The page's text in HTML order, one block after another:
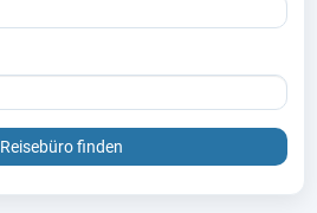
Reisebüro finden